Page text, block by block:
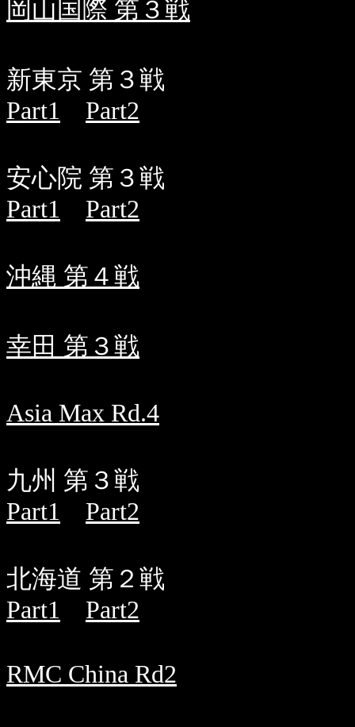
岡山国際 第３戦
新東京 第３戦
Part1
Part2
安心院 第３戦
Part1
Part2
沖縄 第４戦
幸田 第３戦
Asia Max Rd.4
九州 第３戦
Part1
Part2
北海道 第２戦
Part1
Part2
RMC China Rd2